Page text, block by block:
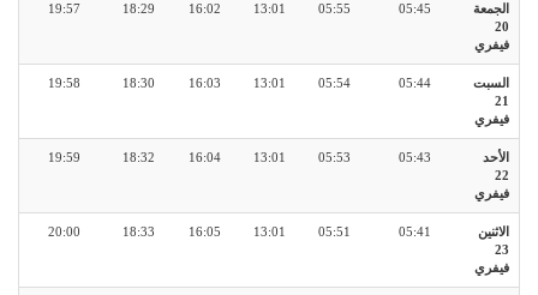
الجمعة
20
فيفري
05:45
05:55
13:01
16:02
18:29
19:57
السبت
21
فيفري
05:44
05:54
13:01
16:03
18:30
19:58
الأحد
22
فيفري
05:43
05:53
13:01
16:04
18:32
19:59
الاثنين
23
فيفري
05:41
05:51
13:01
16:05
18:33
20:00